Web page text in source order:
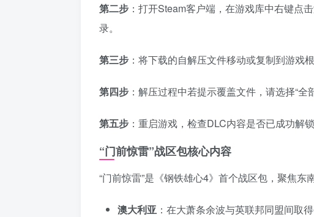
第二步 ：打开Steam客户端，在游戏库中右键点
录。
第三步 ：将下载的自解压文件移动或复制到游戏
第四步 ：解压过程中若提示覆盖文件，请选择“全
第五步 ：重启游戏，检查DLC内容是否已成功解锁
“门前惊雷”战区包核心内容
“门前惊雷”是《钢铁雄心4》首个战区包，聚焦东
澳大利亚 ：在大萧条余波与英联邦同盟间取